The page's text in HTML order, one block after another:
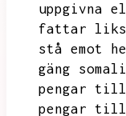
uppgivna
fattar
stå emot
gäng
pengar till
pengar till